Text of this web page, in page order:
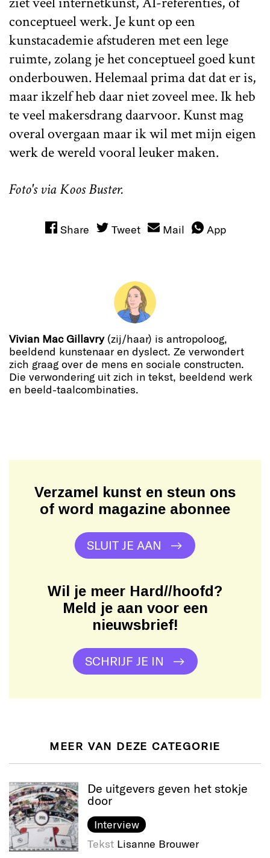
conceptueel werk. Je kunt op een
kunstacademie afstuderen met een lege
ruimte, zolang je het conceptueel goed kunt
onderbouwen. Helemaal prima dat dat er is,
maar ikzelf heb daar niet zoveel mee. Ik heb
te veel makersdrang daarvoor. Kunst mag
overal overgaan maar ik wil met mijn eigen
werk de wereld vooral leuker maken.
Foto's via Koos Buster.
Share Tweet Mail App
Vivian Mac Gillavry(zij/haar) is antropoloog,
beeldend kunstenaar en dyslect. Ze verwondert
zich graag over de mens en sociale constructen.
Die verwondering uit zich in tekst, beeldend werk
en beeld-taalcombinaties.
Verzamel kunst en steun ons
of word magazine abonnee
SLUIT JE AAN
Wil je meer Hard//hoofd?
Meld je aan voor een
nieuwsbrief!
SCHRIJF JE IN
MEER VAN DEZE CATEGORIE
De uitgevers geven het stokje
door
Interview
Tekst Lisanne Brouwer